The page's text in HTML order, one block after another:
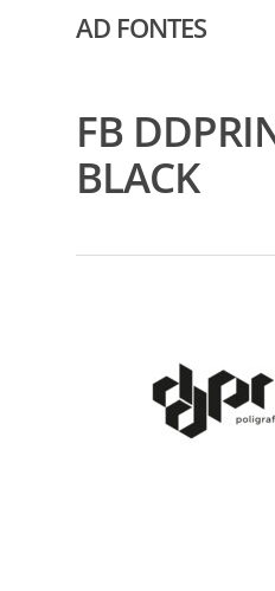
AD FONTES
FB
BLACK